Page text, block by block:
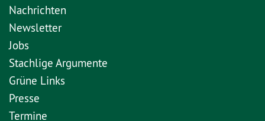
Nachrichten
Newsletter
Jobs
Stachlige Argumente
Grüne Links
Presse
Termine